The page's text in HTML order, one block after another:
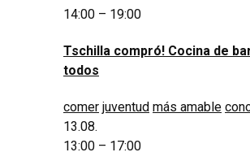
14:00 – 19:00
Tschilla compró! Cocina de
todos
comer juventud más amable
13.08.
13:00 – 17:00